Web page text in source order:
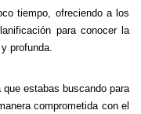
tiempo, ofreciendo a los
para conocer la
profunda.
estabas buscando para
comprometida con el